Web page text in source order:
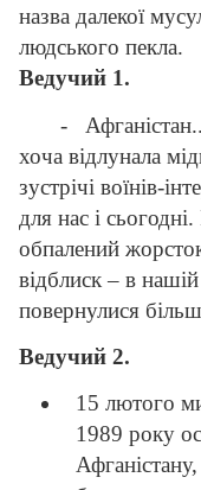
назва далекої
людського пекла.
Ведучий 1.
-
хоча відлунала
зустрічі воїнів-
для нас і сьогодні.
обпалений
відблиск – в
повернулися
Ведучий 2.
15 лютого
1989 року